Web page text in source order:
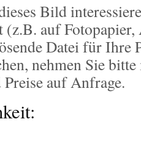
Bild
(z.B. auf
Datei für Ihre
nehmen Sie
auf Anfrage.